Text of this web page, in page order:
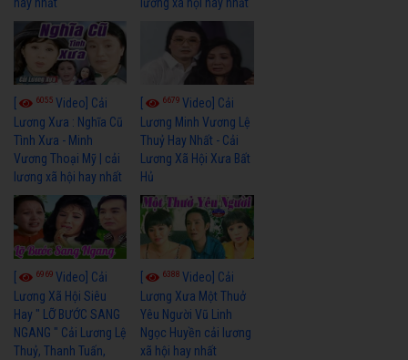
6055 Video] Cải
Lương Xưa : Nghĩa Cũ
Tình Xưa - Minh
Vương Thoại Mỹ | cải
lương xã hội hay nhất
6679Video] Cải
Lương Minh Vương Lệ
Thuỷ Hay Nhất - Cải
Lương Xã Hội Xưa Bất
Hủ
6969 Video] Cải
Lương Xã Hội Siêu
Hay " LỠ BƯỚC SANG
NGANG " Cải Lương Lệ
Thuỷ, Thanh Tuấn,
6388Video] Cải
Lương Xưa Một Thuở
Yêu Người Vũ Linh
Ngọc Huyền cải lương
xã hội hay nhất